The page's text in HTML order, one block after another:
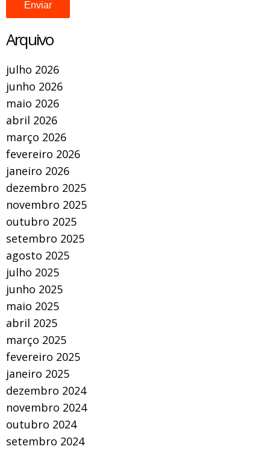
Arquivo
julho 2026
junho 2026
maio 2026
abril 2026
março 2026
fevereiro 2026
janeiro 2026
dezembro 2025
novembro 2025
outubro 2025
setembro 2025
agosto 2025
julho 2025
junho 2025
maio 2025
abril 2025
março 2025
fevereiro 2025
janeiro 2025
dezembro 2024
novembro 2024
outubro 2024
setembro 2024